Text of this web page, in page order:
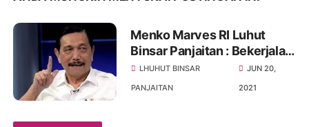
Menko Marves RI Luhut
Binsar Panjaitan : Bekerjalah
Membangun Negeri Dengan
Hati
LHUHUT BINSAR
PANJAITAN
JUN 20,
2021